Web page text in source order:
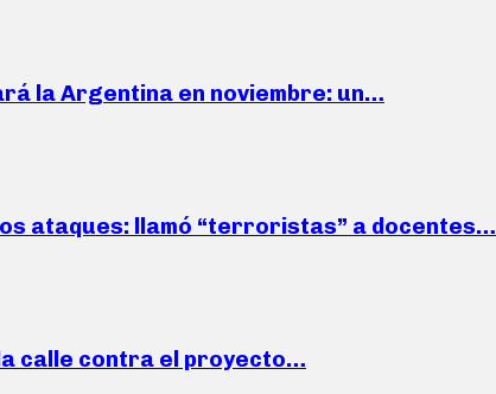
la Argentina en noviembre: un…
ataques: llamó “terroristas” a docentes…
calle contra el proyecto…